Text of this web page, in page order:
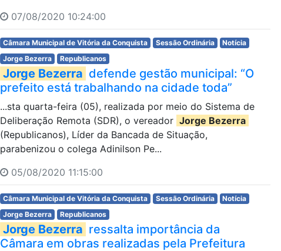
07/08/2020 10:24:00
Câmara Municipal de Vitória da Conquista Sessão Ordinária
Notícia
Jorge Bezerra
Republicanos
Jorge Bezerra defende gestão municipal: “O
prefeito está trabalhando na cidade toda”
...sta quarta-feira (05), realizada por meio do Sistema de
Deliberação Remota (SDR), o vereador Jorge Bezerra
(Republicanos), Líder da Bancada de Situação,
parabenizou o colega Adinilson Pe...
05/08/2020 11:15:00
Câmara Municipal de Vitória da Conquista Sessão Ordinária
Notícia
Jorge Bezerra
Republicanos
Jorge Bezerra ressalta importância da
Câmara em obras realizadas pela Prefeitura